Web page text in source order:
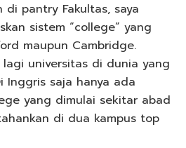
di pantry Fakultas, saya
sistem “college” yang
maupun Cambridge.
lagi universitas di dunia yang
Inggris saja hanya ada
yang dimulai sekitar abad
di dua kampus top